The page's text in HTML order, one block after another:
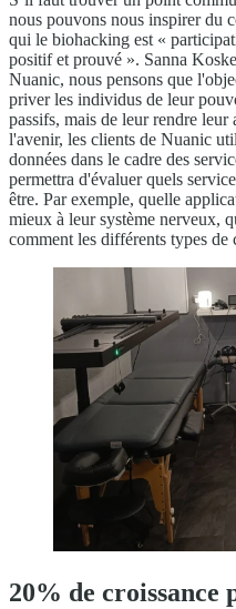
nous pouvons nous inspirer du
qui le biohacking est «
positif et prouvé ». Sanna
Nuanic, nous pensons que
priver les individus de leur
passifs, mais de leur rendre
l'avenir, les clients de Nuanic
données dans le cadre des
permettra d'évaluer quels
être. Par exemple, quelle
mieux à leur système nerveux,
comment les différents types de
20% de croissance